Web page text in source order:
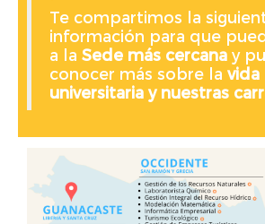
Te compartimos la
información para que
a la Sede más cercana y
conocer más sobre la vida
universitaria y nuestras